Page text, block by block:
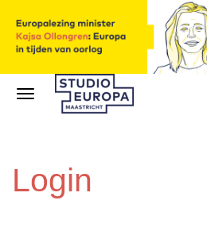
Login